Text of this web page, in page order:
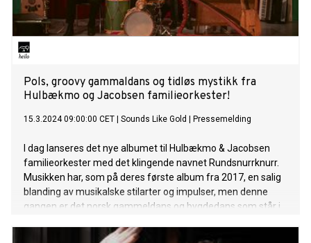
Pols, groovy gammaldans og tidløs mystikk fra
Hulbækmo og Jacobsen familieorkester!
15.3.2024 09:00:00 CET Sounds Like Gold Pressemelding
I dag lanseres det nye albumet til Hulbækmo & Jacobsen
familieorkester med det klingende navnet Rundsnurrknurr.
Musikken har, som på deres første album fra 2017, en salig
blanding av musikalske stilarter og impulser, men denne
gangen er det norsk gammeldans og bygdedans som står i
flommer over av kule og spennende rytmer og groover, og